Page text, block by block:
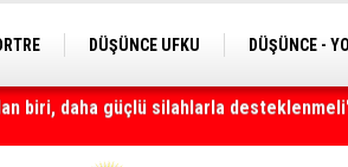
DÜŞÜNCE UFKU DÜŞÜNCE -
olmaya devam edecek